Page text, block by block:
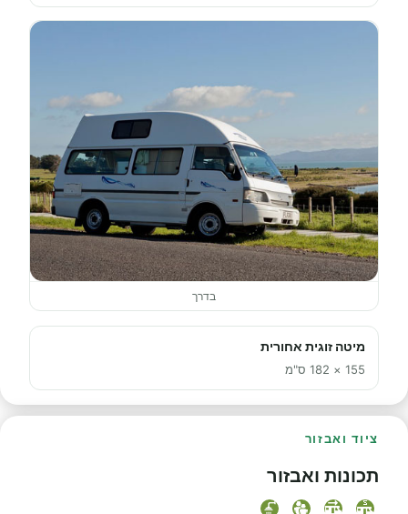
בדרך
מיטה זוגית אחורית
155 × 182 ס"מ
ציוד ואבזור
תכונות ואבזור